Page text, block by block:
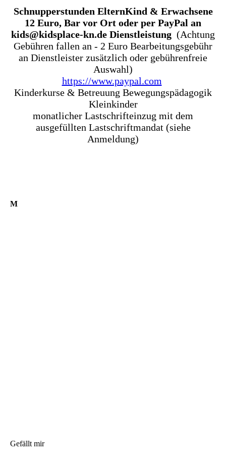
Schnupperstunden ElternKind & Erwachsene
12 Euro, Bar vor Ort oder per PayPal an
kids@kidsplace-kn.de Dienstleistung (Achtung
Gebühren fallen an - 2 Euro Bearbeitungsgebühr
an Dienstleister zusätzlich oder gebührenfreie
Auswahl)
https://www.paypal.com
Kinderkurse & Betreuung Bewegungspädagogik
Kleinkinder
monatlicher Lastschrifteinzug mit dem
ausgefüllten Lastschriftmandat (siehe
Anmeldung)
M
Gefällt mir